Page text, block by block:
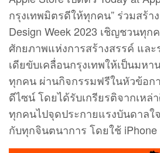
กรุงเทพมิตรดีให้ทุกคน” ร่วมสร้า
Design Week 2023 เชิญชวนทุก
ศักยภาพแห่งการสร้างสรรค์ และ
เดียขับเคลื่อนกรุงเทพให้เป็นมห
ทุกคน ผ่านกิจกรรมฟรีในหัวข้อก
ดีไซน์ โดยได้รับเกรียรติจากเหล่
ทุกคนไปจุดประกายแรงบันดาลใ
กับทุกจินตนาการ โดยใช้ iPhone